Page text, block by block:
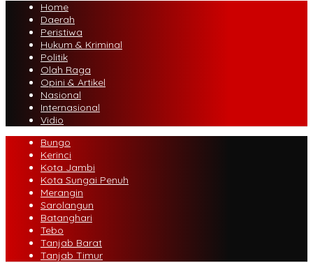
Home
Daerah
Peristiwa
Hukum & Kriminal
Politik
Olah Raga
Opini & Artikel
Nasional
Internasional
Vidio
Bungo
Kerinci
Kota Jambi
Kota Sungai Penuh
Merangin
Sarolangun
Batanghari
Tebo
Tanjab Barat
Tanjab Timur